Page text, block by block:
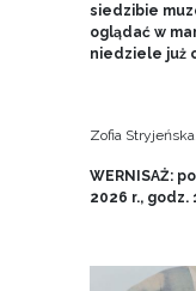
siedzibie
oglądać w
niedziele już
Zofia
WERNISAŻ:
2026 r., godz.